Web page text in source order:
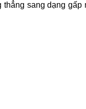
sang dạng gấp